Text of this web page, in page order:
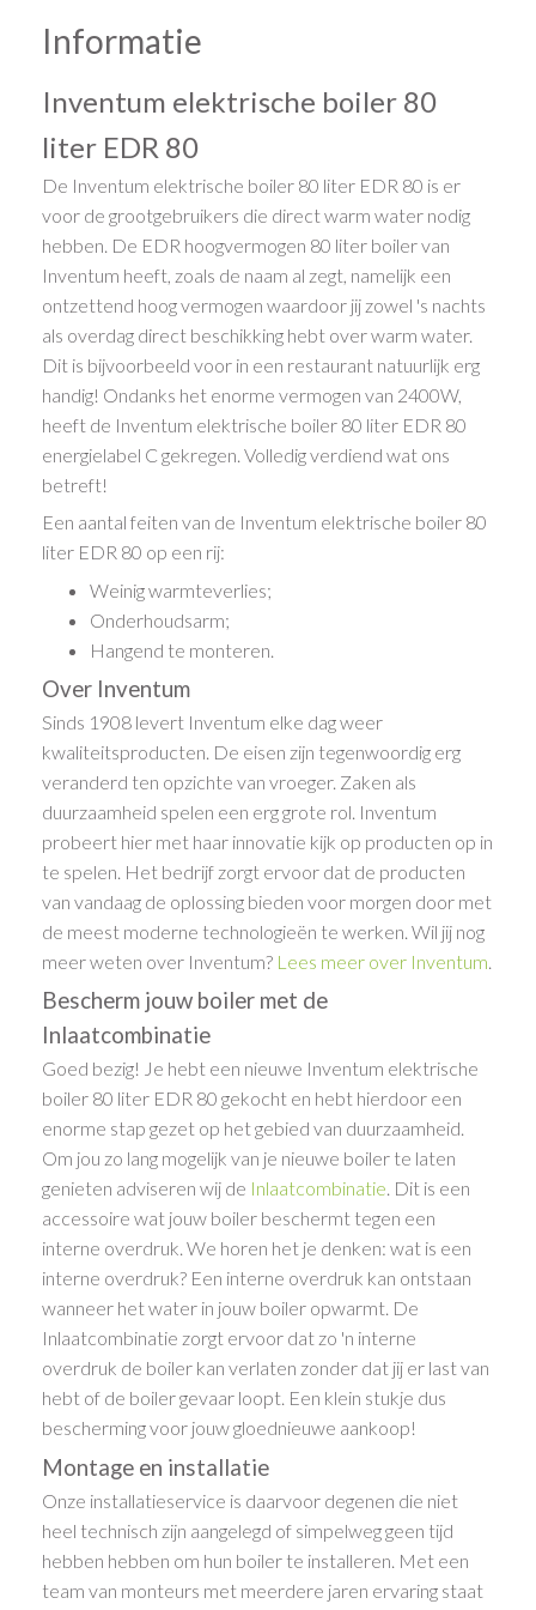
Informatie
Inventum elektrische boiler 80
liter EDR 80
De Inventum elektrische boiler 80 liter EDR 80 is er
voor de grootgebruikers die direct warm water nodig
hebben. De EDR hoogvermogen 80 liter boiler van
Inventum heeft, zoals de naam al zegt, namelijk een
ontzettend hoog vermogen waardoor jij zowel 's nachts
als overdag direct beschikking hebt over warm water.
Dit is bijvoorbeeld voor in een restaurant natuurlijk erg
handig! Ondanks het enorme vermogen van 2400W,
heeft de Inventum elektrische boiler 80 liter EDR 80
energielabel C gekregen. Volledig verdiend wat ons
betreft!
Een aantal feiten van de Inventum elektrische boiler 80
liter EDR 80 op een rij:
Weinig warmteverlies;
Onderhoudsarm;
Hangend te monteren.
Over Inventum
Sinds 1908 levert Inventum elke dag weer
kwaliteitsproducten. De eisen zijn tegenwoordig erg
veranderd ten opzichte van vroeger. Zaken als
duurzaamheid spelen een erg grote rol. Inventum
probeert hier met haar innovatie kijk op producten op in
te spelen. Het bedrijf zorgt ervoor dat de producten
van vandaag de oplossing bieden voor morgen door met
de meest moderne technologieën te werken. Wil jij nog
meer weten over Inventum? Lees meer over Inventum.
Bescherm jouw boiler met de
Inlaatcombinatie
Goed bezig! Je hebt een nieuwe Inventum elektrische
boiler 80 liter EDR 80 gekocht en hebt hierdoor een
enorme stap gezet op het gebied van duurzaamheid.
Om jou zo lang mogelijk van je nieuwe boiler te laten
genieten adviseren wij de Inlaatcombinatie. Dit is een
accessoire wat jouw boiler beschermt tegen een
interne overdruk. We horen het je denken: wat is een
interne overdruk? Een interne overdruk kan ontstaan
wanneer het water in jouw boiler opwarmt. De
Inlaatcombinatie zorgt ervoor dat zo 'n interne
overdruk de boiler kan verlaten zonder dat jij er last van
hebt of de boiler gevaar loopt. Een klein stukje dus
bescherming voor jouw gloednieuwe aankoop!
Montage en installatie
Onze installatieservice is daarvoor degenen die niet
heel technisch zijn aangelegd of simpelweg geen tijd
hebben hebben om hun boiler te installeren. Met een
team van monteurs met meerdere jaren ervaring staat